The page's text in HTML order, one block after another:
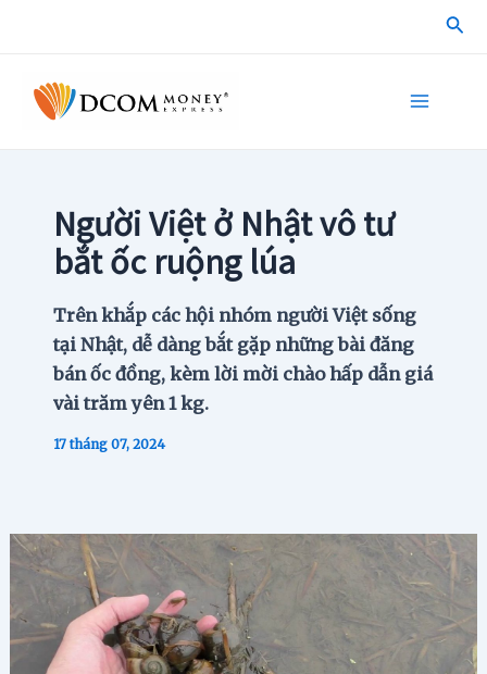
Người Việt ở Nhật vô tư
bắt ốc ruộng lúa
Trên khắp các hội nhóm người Việt sống
tại Nhật, dễ dàng bắt gặp những bài đăng
bán ốc đồng, kèm lời mời chào hấp dẫn giá
vài trăm yên 1 kg.
17 tháng 07, 2024